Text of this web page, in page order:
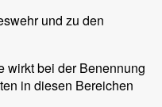
und zu den
wirkt bei der Benennung
in diesen Bereichen